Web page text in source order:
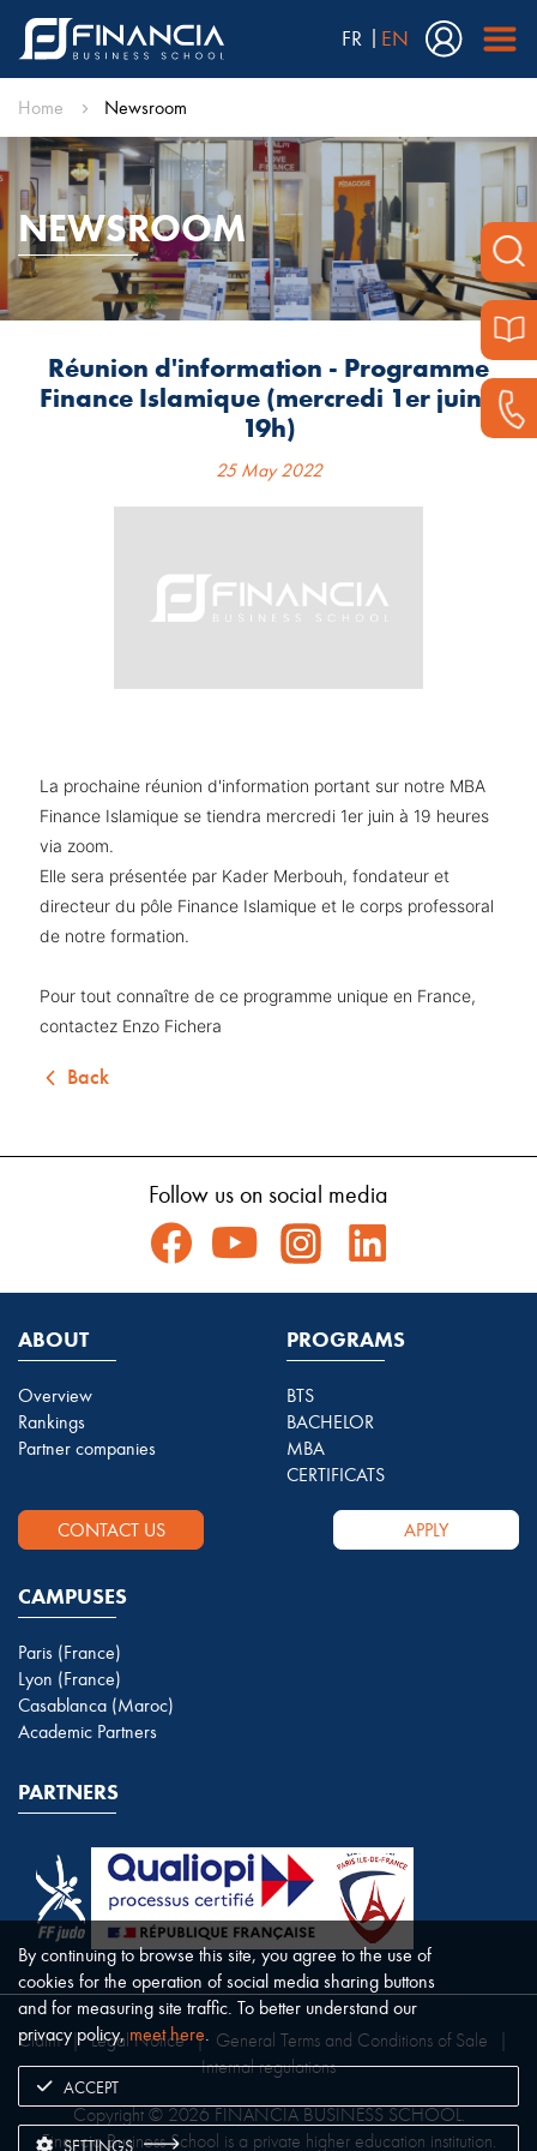
FR EN
Home Newsroom
NEWSROOM
Réunion d'information - Programme
Finance Islamique (mercredi 1er juin -
19h)
25 May 2022
La prochaine réunion d'information portant sur notre MBA
Finance Islamique se tiendra mercredi 1er juin à 19 heures
via zoom.
Elle sera présentée par Kader Merbouh, fondateur et
directeur du pôle Finance Islamique et le corps professoral
de notre formation.
Pour tout connaître de ce programme unique en France,
contactez Enzo Fichera
Back
Follow us on social media
ABOUT
Overview
Rankings
Partner companies
PROGRAMS
BTS
BACHELOR
MBA
CERTIFICATS
CONTACT US APPLY
CAMPUSES
Paris (France)
Lyon (France)
Casablanca (Maroc)
Academic Partners
PARTNERS
Copyright © 2026 FINANCIA BUSINESS SCHOOL.
Financia Business School is a private higher education institution.
Claim | Legal Notice | General Terms and Conditions of Sale
Internal regulations
By continuing to browse this site, you agree to the use of
cookies for the operation of social media sharing buttons
and for measuring site traffic. To better understand our
privacy policy,meet here.
ACCEPT
SETTINGS